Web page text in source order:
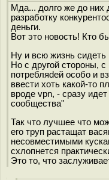
Мда... долго же до них
разработку
деньги.
Вот это новость! Кто
Ну и всю жизнь сидеть
Но с другой стороны,
потребляdeй особо и
ввести хоть какой-то
вроде vpn, - сразу
сообщества"
Так что лучшее что
его труп растащат
несовместимыми
схлопнется
Это то, что